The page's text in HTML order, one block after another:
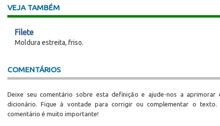
VEJA TAMBÉM
Filete
Moldura estreita, friso.
COMENTÁRIOS
Deixe seu comentário sobre esta definição e ajude-nos a aprimorar
dicionário. Fique à vontade para corrigir ou complementar o texto.
comentário é muito importante!